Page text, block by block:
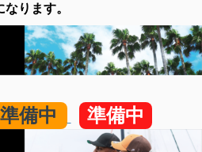
なります。
準備中 準備中